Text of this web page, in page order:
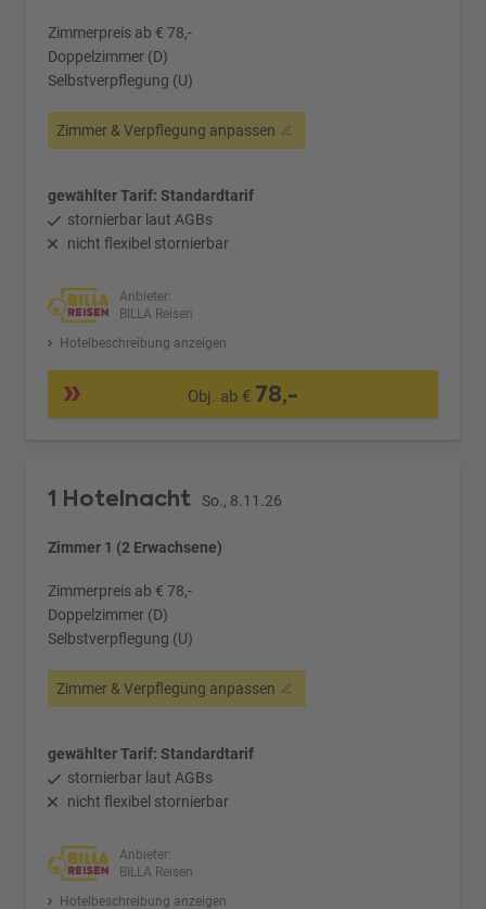
Zimmerpreis ab € 78,-
Doppelzimmer (D)
Selbstverpflegung (U)
Zimmer & Verpflegung anpassen
gewählter Tarif: Standardtarif
stornierbar laut AGBs
nicht flexibel stornierbar
Anbieter:
BILLA Reisen
Hotelbeschreibung anzeigen
Obj. ab € 78,-
1 Hotelnacht So., 8.11.26
Zimmer 1 (2 Erwachsene)
Zimmerpreis ab € 78,-
Doppelzimmer (D)
Selbstverpflegung (U)
Zimmer & Verpflegung anpassen
gewählter Tarif: Standardtarif
stornierbar laut AGBs
nicht flexibel stornierbar
Anbieter:
BILLA Reisen
Hotelbeschreibung anzeigen